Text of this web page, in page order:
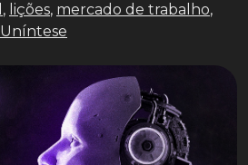
, lições, mercado de trabalho,
Uníntese